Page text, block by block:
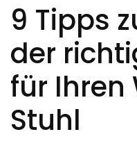
9 Tipps
der
für Ihren
Stuhl